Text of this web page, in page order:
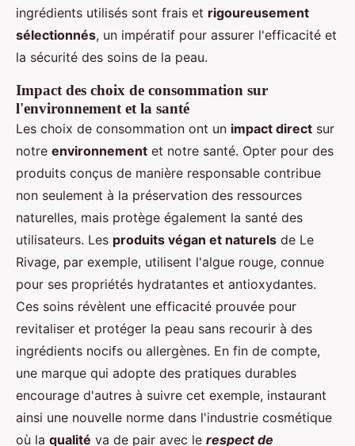
ingrédients utilisés sont frais et rigoureusement
sélectionnés, un impératif pour assurer l'efficacité et
la sécurité des soins de la peau.
Impact des choix de consommation sur
l'environnement et la santé
Les choix de consommation ont un impact direct sur
notre environnement et notre santé. Opter pour des
produits conçus de manière responsable contribue
non seulement à la préservation des ressources
naturelles, mais protège également la santé des
utilisateurs. Les produits végan et naturels de Le
Rivage, par exemple, utilisent l'algue rouge, connue
pour ses propriétés hydratantes et antioxydantes.
Ces soins révèlent une efficacité prouvée pour
revitaliser et protéger la peau sans recourir à des
ingrédients nocifs ou allergènes. En fin de compte,
une marque qui adopte des pratiques durables
encourage d'autres à suivre cet exemple, instaurant
ainsi une nouvelle norme dans l'industrie cosmétique
où la qualité va de pair avec le respect de